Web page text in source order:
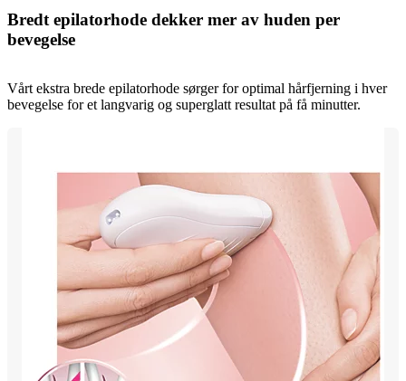
Bredt epilatorhode dekker mer av huden per
bevegelse
Vårt ekstra brede epilatorhode sørger for optimal hårfjerning i hver
bevegelse for et langvarig og superglatt resultat på få minutter.